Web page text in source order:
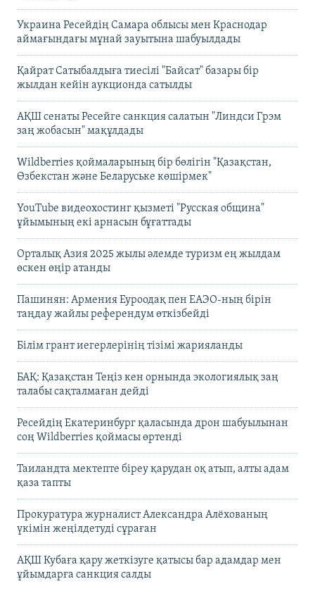
Украина Ресейдің Самара облысы мен Краснодар
аймағындағы мұнай зауытына шабуылдады
Қайрат Сатыбалдыға тиесілі "Байсат" базары бір
жылдан кейін аукционда сатылды
АҚШ сенаты Ресейге санкция салатын "Линдси Грэм
заң жобасын" мақұлдады
Wildberries қоймаларының бір бөлігін "Қазақстан,
Өзбекстан және Беларуське көшірмек"
YouTube видеохостинг қызметі "Русская община"
ұйымының екі арнасын бұғаттады
Орталық Азия 2025 жылы әлемде туризм ең жылдам
өскен өңір атанды
Пашинян: Армения Еуроодақ пен ЕАЭО-ның бірін
таңдау жайлы референдум өткізбейді
Білім грант иегерлерінің тізімі жарияланды
БАҚ: Қазақстан Теңіз кен орнында экологиялық заң
талабы сақталмаған дейді
Ресейдің Екатеринбург қаласында дрон шабуылынан
соң Wildberries қоймасы өртенді
Таиландта мектепте біреу қарудан оқ атып, алты адам
қаза тапты
Прокуратура журналист Александра Алёхованың
үкімін жеңілдетуді сұраған
АҚШ Кубаға қару жеткізуге қатысы бар адамдар мен
ұйымдарға санкция салды